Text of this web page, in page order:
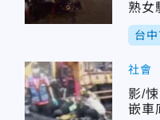
熟女
台
社會
影/
嵌車